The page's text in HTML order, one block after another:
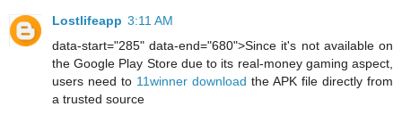
Lostlifeapp 3:11 AM
data-start="285" data-end="680">Since it's not available on
the Google Play Store due to its real-money gaming aspect,
users need to 11winner download the APK file directly from
a trusted source